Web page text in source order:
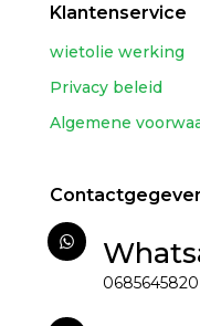
Klantenservice
wietolie werking
Privacy beleid
Algemene
0685645820